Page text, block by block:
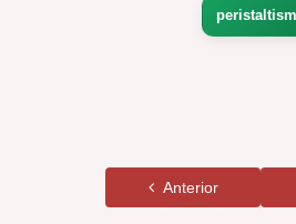
Anterior